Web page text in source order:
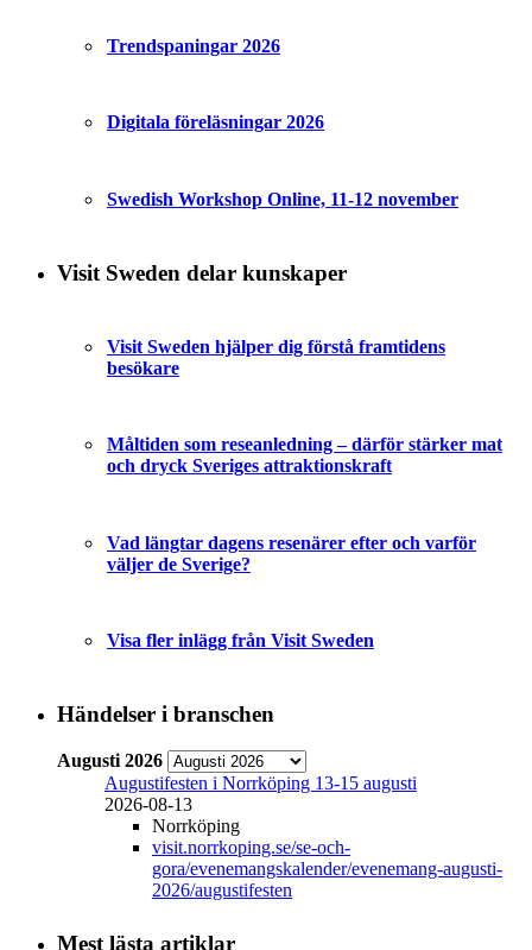
Trendspaningar 2026
Digitala föreläsningar 2026
Swedish Workshop Online, 11-12 november
Visit Sweden delar kunskaper
Visit Sweden hjälper dig förstå framtidens
besökare
Måltiden som reseanledning – därför stärker mat
och dryck Sveriges attraktionskraft
Vad längtar dagens resenärer efter och varför
väljer de Sverige?
Visa fler inlägg från Visit Sweden
Händelser i branschen
Augusti 2026
Augustifesten i Norrköping 13-15 augusti
2026-08-13
Norrköping
visit.norrkoping.se/se-och-
gora/evenemangskalender/evenemang-augusti-
2026/augustifesten
Mest lästa artiklar